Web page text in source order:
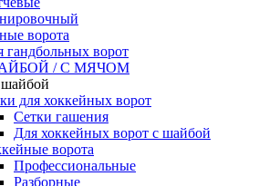
ворота
гандбольных ворот
/ С МЯЧОМ
для хоккейных ворот
Сетки гашения
Для хоккейных ворот с шайбой
ворота
Профессиональные
Разборные